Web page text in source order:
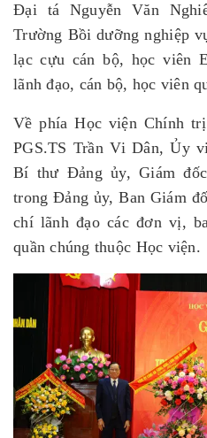
Đại tá Nguyễn Văn
Trường Bồi dưỡng nghiệp
lạc cựu cán bộ, học viên
lãnh đạo, cán bộ, học viên
Về phía Học viện Chính
PGS.TS Trần Vi Dân, Ủy
Bí thư Đảng ủy, Giám
trong Đảng ủy, Ban Giám
chí lãnh đạo các đơn vị,
quần chúng thuộc Học viện.